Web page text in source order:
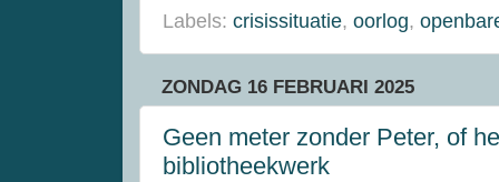
Labels: crisissituatie, oorlog,
ZONDAG 16 FEBRUARI 2025
Geen meter zonder Peter, of
bibliotheekwerk